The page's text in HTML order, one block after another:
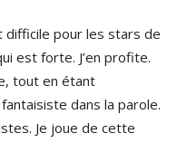
difficile pour les stars de
est forte. J’en profite.
tout en étant
dans la parole.
Je joue de cette